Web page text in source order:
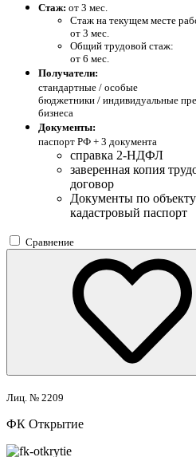
Стаж: от 3 мес.
Стаж на текущем месте
от 3 мес.
Общий трудовой стаж:
от 6 мес.
Получатели:
стандартные / особые
бюджетники / индивидуальные
бизнеса
Документы:
паспорт РФ + 3 документа
справка 2-НДФЛ
заверенная копия
договор
Документы по
кадастровый паспорт
Сравнение
Лиц. № 2209
ФК Открытие